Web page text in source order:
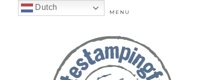
MENU
Dutch